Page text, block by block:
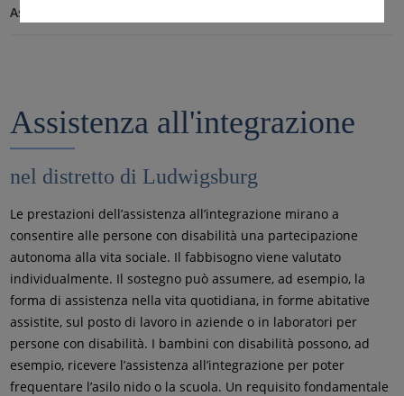
Assistenza all'integrazione
Assistenza all'integrazione
nel distretto di Ludwigsburg
Le prestazioni dell’assistenza all’integrazione mirano a
consentire alle persone con disabilità una partecipazione
autonoma alla vita sociale. Il fabbisogno viene valutato
individualmente. Il sostegno può assumere, ad esempio, la
forma di assistenza nella vita quotidiana, in forme abitative
assistite, sul posto di lavoro in aziende o in laboratori per
persone con disabilità. I bambini con disabilità possono, ad
esempio, ricevere l’assistenza all’integrazione per poter
frequentare l’asilo nido o la scuola. Un requisito fondamentale